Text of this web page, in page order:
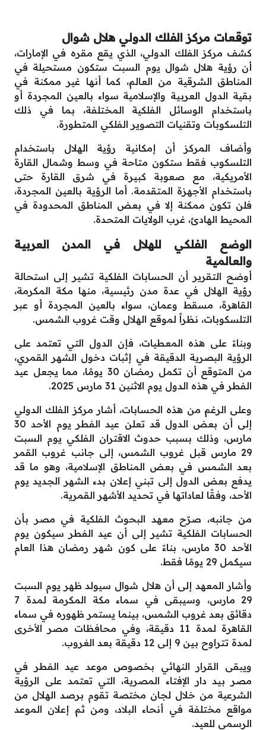
توقعات مركز الفلك الدولي هلال شوال
كشف مركز الفلك الدولي، الذي يقع مقره في الإمارات،
أن رؤية هلال شوال يوم السبت ستكون مستحيلة في
المناطق الشرقية من العالم، كما أنها غير ممكنة في
بقية الدول العربية والإسلامية سواء بالعين المجردة أو
باستخدام الوسائل الفلكية المختلفة، بما في ذلك
التلسكوبات وتقنيات التصوير الفلكي المتطورة.
وأضاف المركز أن إمكانية رؤية الهلال باستخدام
التلسكوب فقط ستكون متاحة في وسط وشمال القارة
الأمريكية، مع صعوبة كبيرة في شرق القارة حتى
باستخدام الأجهزة المتقدمة. أما الرؤية بالعين المجردة،
فلن تكون ممكنة إلا في بعض المناطق المحدودة في
المحيط الهادئ، غرب الولايات المتحدة.
الوضع الفلكي للهلال في المدن العربية
والعالمية
أوضح التقرير أن الحسابات الفلكية تشير إلى استحالة
رؤية الهلال في عدة مدن رئيسية، منها مكة المكرمة،
القاهرة، مسقط وعمان، سواء بالعين المجردة أو عبر
التلسكوبات، نظراً لموقع الهلال وقت غروب الشمس.
وبناءً على هذه المعطيات، فإن الدول التي تعتمد على
الرؤية البصرية الدقيقة في إثبات دخول الشهر القمري،
من المتوقع أن تكمل رمضان 30 يومًا، مما يجعل عيد
الفطر في هذه الدول يوم الاثنين 31 مارس 2025.
وعلى الرغم من هذه الحسابات، أشار مركز الفلك الدولي
إلى أن بعض الدول قد تعلن عيد الفطر يوم الأحد 30
مارس، وذلك بسبب حدوث الاقتران الفلكي يوم السبت
29 مارس قبل غروب الشمس، إلى جانب غروب القمر
بعد الشمس في بعض المناطق الإسلامية، وهو ما قد
يدفع بعض الدول إلى تبني إعلان بدء الشهر الجديد يوم
الأحد، وفقًا لعاداتها في تحديد الأشهر القمرية.
من جانبه، صرّح معهد البحوث الفلكية في مصر بأن
الحسابات الفلكية تشير إلى أن عيد الفطر سيكون يوم
الأحد 30 مارس، بناءً على كون شهر رمضان هذا العام
سيكمل 29 يومًا فقط.
وأشار المعهد إلى أن هلال شوال سيولد ظهر يوم السبت
29 مارس، وسيبقى في سماء مكة المكرمة لمدة 7
دقائق بعد غروب الشمس، بينما يستمر ظهوره في سماء
القاهرة لمدة 11 دقيقة، وفي محافظات مصر الأخرى
لمدة تتراوح بين 9 إلى 12 دقيقة بعد الغروب.
ويبقى القرار النهائي بخصوص موعد عيد الفطر في
مصر بيد دار الإفتاء المصرية، التي تعتمد على الرؤية
الشرعية من خلال لجان مختصة تقوم برصد الهلال من
مواقع مختلفة في أنحاء البلاد، ومن ثم إعلان الموعد
الرسمي للعيد.